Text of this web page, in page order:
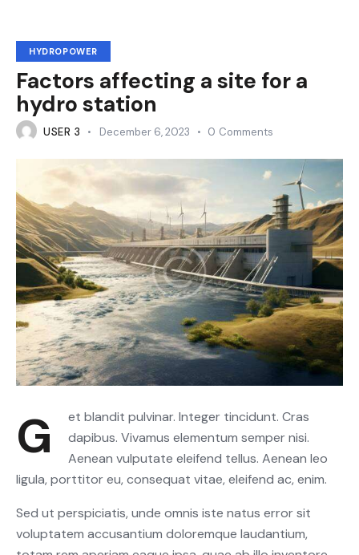
HYDROPOWER
Factors affecting a site for a
hydro station
USER 3 December 6, 2023 0 Comments
Get blandit pulvinar. Integer tincidunt. Cras
dapibus. Vivamus elementum semper nisi.
Aenean vulputate eleifend tellus. Aenean leo
ligula, porttitor eu, consequat vitae, eleifend ac, enim.
Sed ut perspiciatis, unde omnis iste natus error sit
voluptatem accusantium doloremque laudantium,